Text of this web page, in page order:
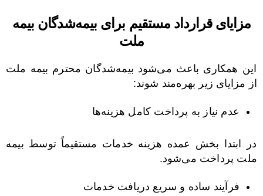
مزایای قرارداد مستقیم برای بیمه‌شدگان بیمه
ملت
این همکاری باعث می‌شود بیمه‌شدگان محترم بیمه ملت
از مزایای زیر بهره‌مند شوند:
عدم نیاز به پرداخت کامل هزینه‌ها
در ابتدا بخش عمده هزینه خدمات مستقیماً توسط بیمه
ملت پرداخت می‌شود.
فرآیند ساده و سریع دریافت خدمات